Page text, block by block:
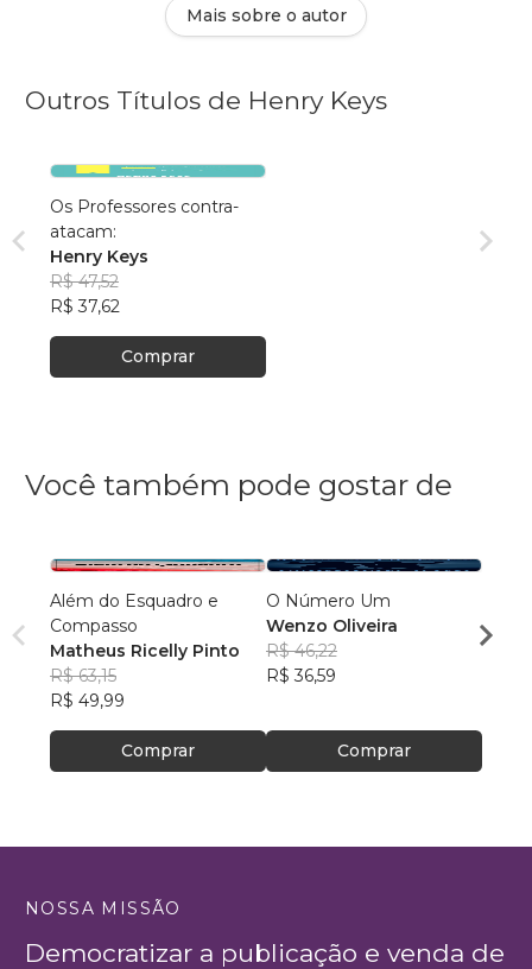
Mais sobre o autor
Outros Títulos de Henry Keys
Os Professores contra-
atacam:
Henry Keys
R$ 47,52
R$ 37,62
Comprar
Você também pode gostar de
Além do Esquadro e
Compasso
Matheus Ricelly Pinto
R$ 63,15
R$ 49,99
Comprar
O Número Um
Wenzo Oliveira
R$ 46,22
R$ 36,59
Comprar
NOSSA MISSÃO
Democratizar a publicação e venda de